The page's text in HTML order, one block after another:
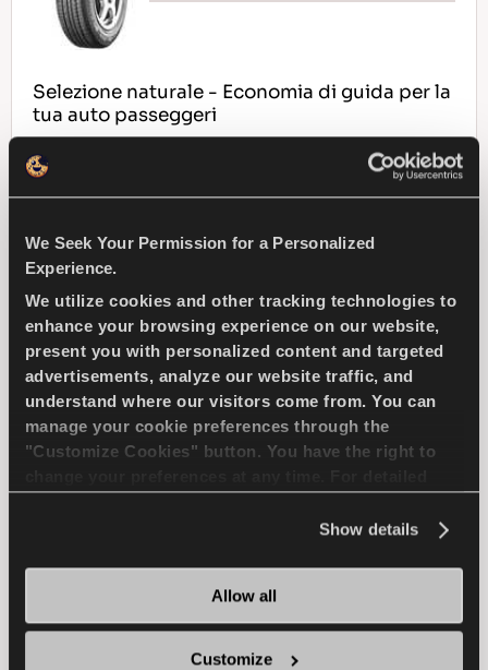
We Seek Your Permission for a Personalized
Experience.
We utilize cookies and other tracking technologies to
enhance your browsing experience on our website,
present you with personalized content and targeted
advertisements, analyze our website traffic, and
understand where our visitors come from. You can
manage your cookie preferences through the
"Customize Cookies" button. You have the right to
Show details
Allow all
Customize
Selezione naturale - Economia di guida per la
tua auto passeggeri
WEARLIFE MIGLIORATA
EFFICENZA IN CONSUMI
TROVA UN
CONCESSIONARIO
SCOPRI DI PIU
Aderenza eccellente e sicurezza per la tua